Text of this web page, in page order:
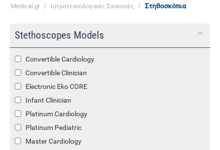
Medical.gr / Ιατροτεχνολογικές Συσκευές / Στηθοσκόπια
Stethoscopes Models
Convertible Cardiology
Convertible Clinician
Electronic Eko CORE
Infant Clinician
Platinum Cardiology
Platinum Pediatric
Master Cardiology